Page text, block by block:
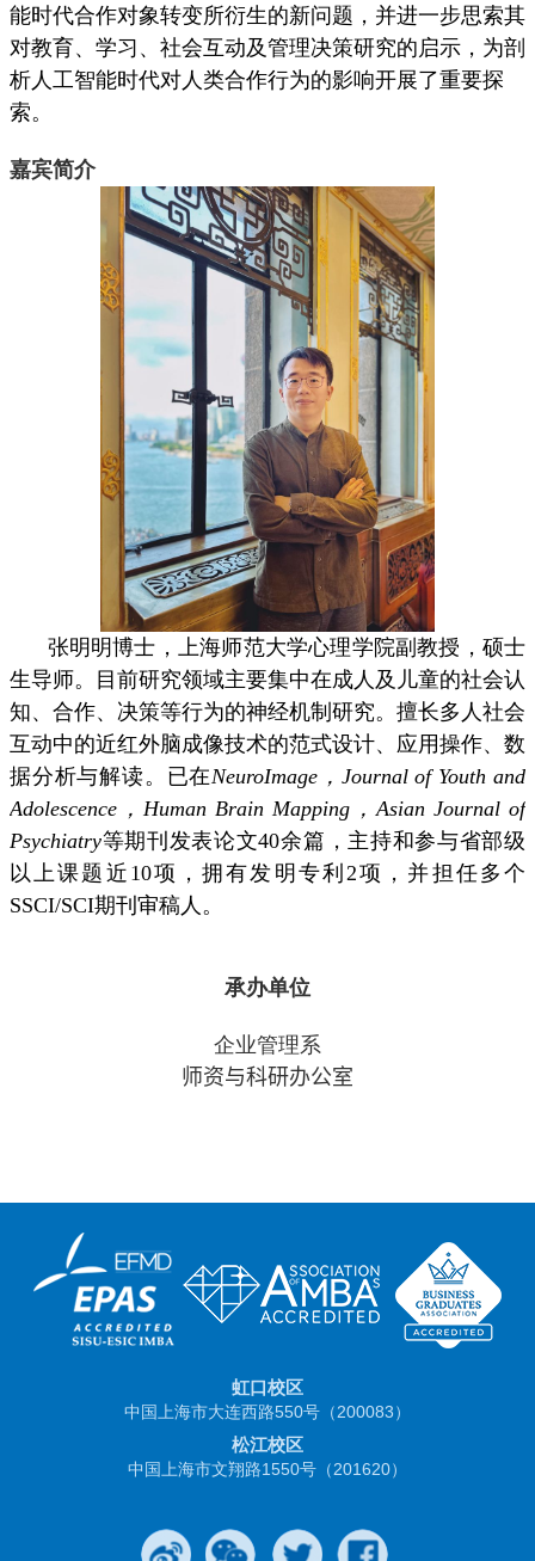
能时代合作对象转变所衍生的新问题，并进一步思索其
对教育、学习、社会互动及管理决策研究的启示，为剖
析人工智能时代对人类合作行为的影响开展了重要探
索。
嘉宾简介
张明明博士，上海师范大学心理学院副教授，硕士
生导师。目前研究领域主要集中在成人及儿童的社会认
知、合作、决策等行为的神经机制研究。擅长多人社会
互动中的近红外脑成像技术的范式设计、应用操作、数
据分析与解读。已在NeuroImage ， Journal of Youth and
Adolescence ， Human Brain Mapping ，Asian Journal of
Psychiatry等期刊发表论文40余篇，主持和参与省部级
以上课题近 10项，拥有发明专利2项，并担任多个
SSCI/SCI期刊审稿人。
承办单位
企业管理系
师资与科研办公室
虹口校区
中国上海市大连西路550号（200083）
松江校区
中国上海市文翔路1550号（201620）